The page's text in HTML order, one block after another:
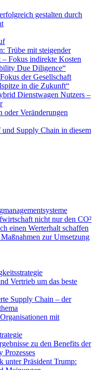
gestalten durch
Trübe mit steigender
Fokus indirekte Kosten
Due Diligence“
der Gesellschaft
in die Zukunft“
Dienstwagen Nutzers –
Veränderungen
Supply Chain in diesem
nicht nur den CO²
einen Werterhalt schaffen
zur Umsetzung
Vertrieb um das beste
Supply Chain – der
mit
zu den Benefits der
Prozesses
Präsident Trump: